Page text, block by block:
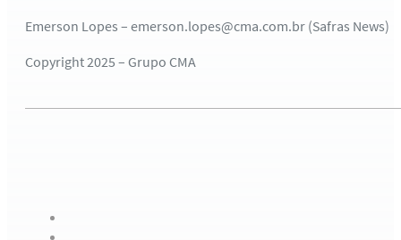
Emerson Lopes – emerson.lopes@cma.com.br (Safras News)
Copyright 2025 – Grupo CMA